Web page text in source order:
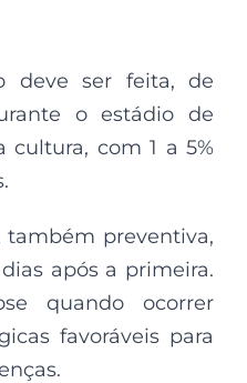
deve ser feita, de
o estádio de
cultura, com 1 a 5%
também preventiva,
após a primeira.
quando ocorrer
favoráveis para